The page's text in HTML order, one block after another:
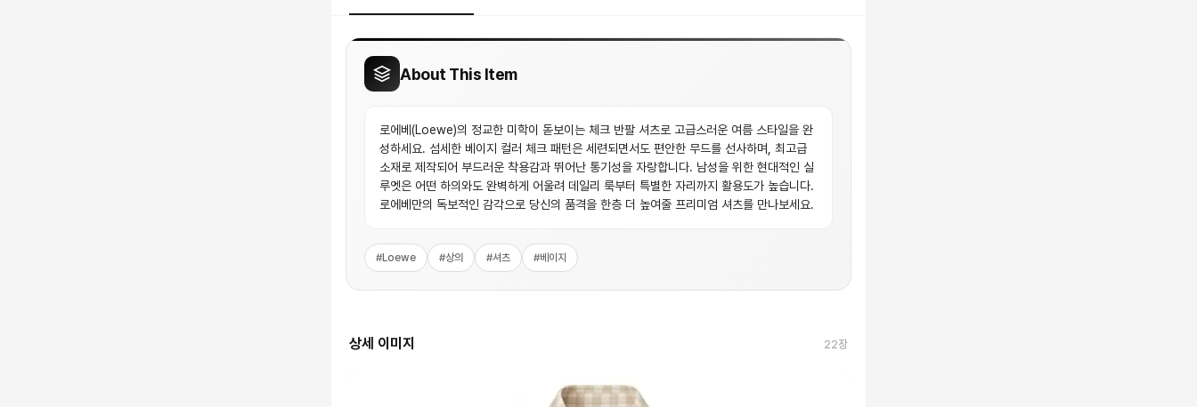
About This Item
로에베(Loewe)의 정교한 미학이 돋보이는 체크 반팔 셔츠로 고급스러운 여름 스타일을 완
성하세요. 섬세한 베이지 컬러 체크 패턴은 세련되면서도 편안한 무드를 선사하며, 최고급
소재로 제작되어 부드러운 착용감과 뛰어난 통기성을 자랑합니다. 남성을 위한 현대적인 실
루엣은 어떤 하의와도 완벽하게 어울려 데일리 룩부터 특별한 자리까지 활용도가 높습니다.
로에베만의 독보적인 감각으로 당신의 품격을 한층 더 높여줄 프리미엄 셔츠를 만나보세요.
#Loewe #상의 #셔츠 #베이지
상세 이미지 22장